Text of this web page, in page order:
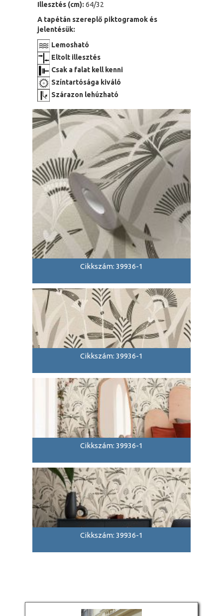
Illesztés (cm): 64/32
A tapétán szereplő piktogramok és
jelentésük:
Lemosható
Eltolt illesztés
Csak a falat kell kenni
Színtartósága kiváló
Szárazon lehúzható
Cikkszám: 39936-1
Cikkszám: 39936-1
Cikkszám: 39936-1
Cikkszám: 39936-1